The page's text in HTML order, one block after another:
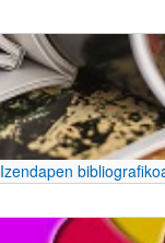
Izendapen